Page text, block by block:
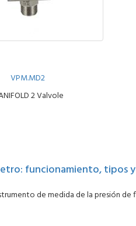
VPM.MD2
2 Valvole
funcionamiento, tipos y
de medida de la presión de